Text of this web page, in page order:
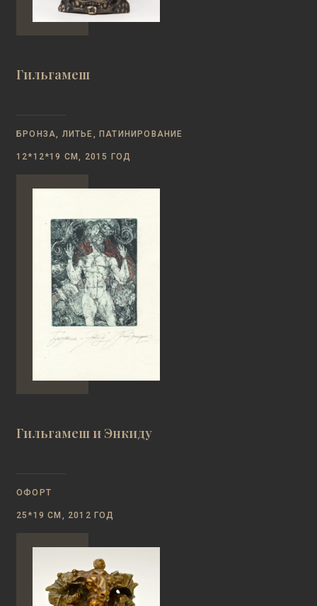
Гильгамеш
БРОНЗА, ЛИТЬЕ, ПАТИНИРОВАНИЕ
12*12*19 СМ, 2015 ГОД
Гильгамеш и Энкиду
ОФОРТ
25*19 СМ, 2012 ГОД